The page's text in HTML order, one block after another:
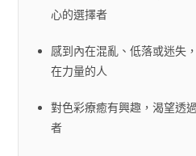
心的選擇者
感到內在混亂、低落或迷失
在力量的人
對色彩療癒有興趣，渴望透
者